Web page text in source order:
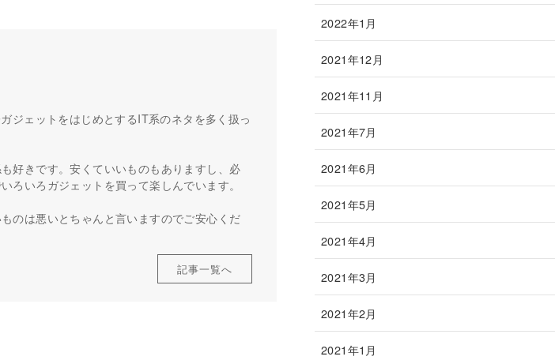
ジェットをはじめとするIT系のネタを多く扱っ
好きです。安くていいものもありますし、必
ろいろガジェットを買って楽しんでいます。
のは悪いとちゃんと言いますのでご安心くだ
記事一覧へ
2022年1月
2021年12月
2021年11月
2021年7月
2021年6月
2021年5月
2021年4月
2021年3月
2021年2月
2021年1月